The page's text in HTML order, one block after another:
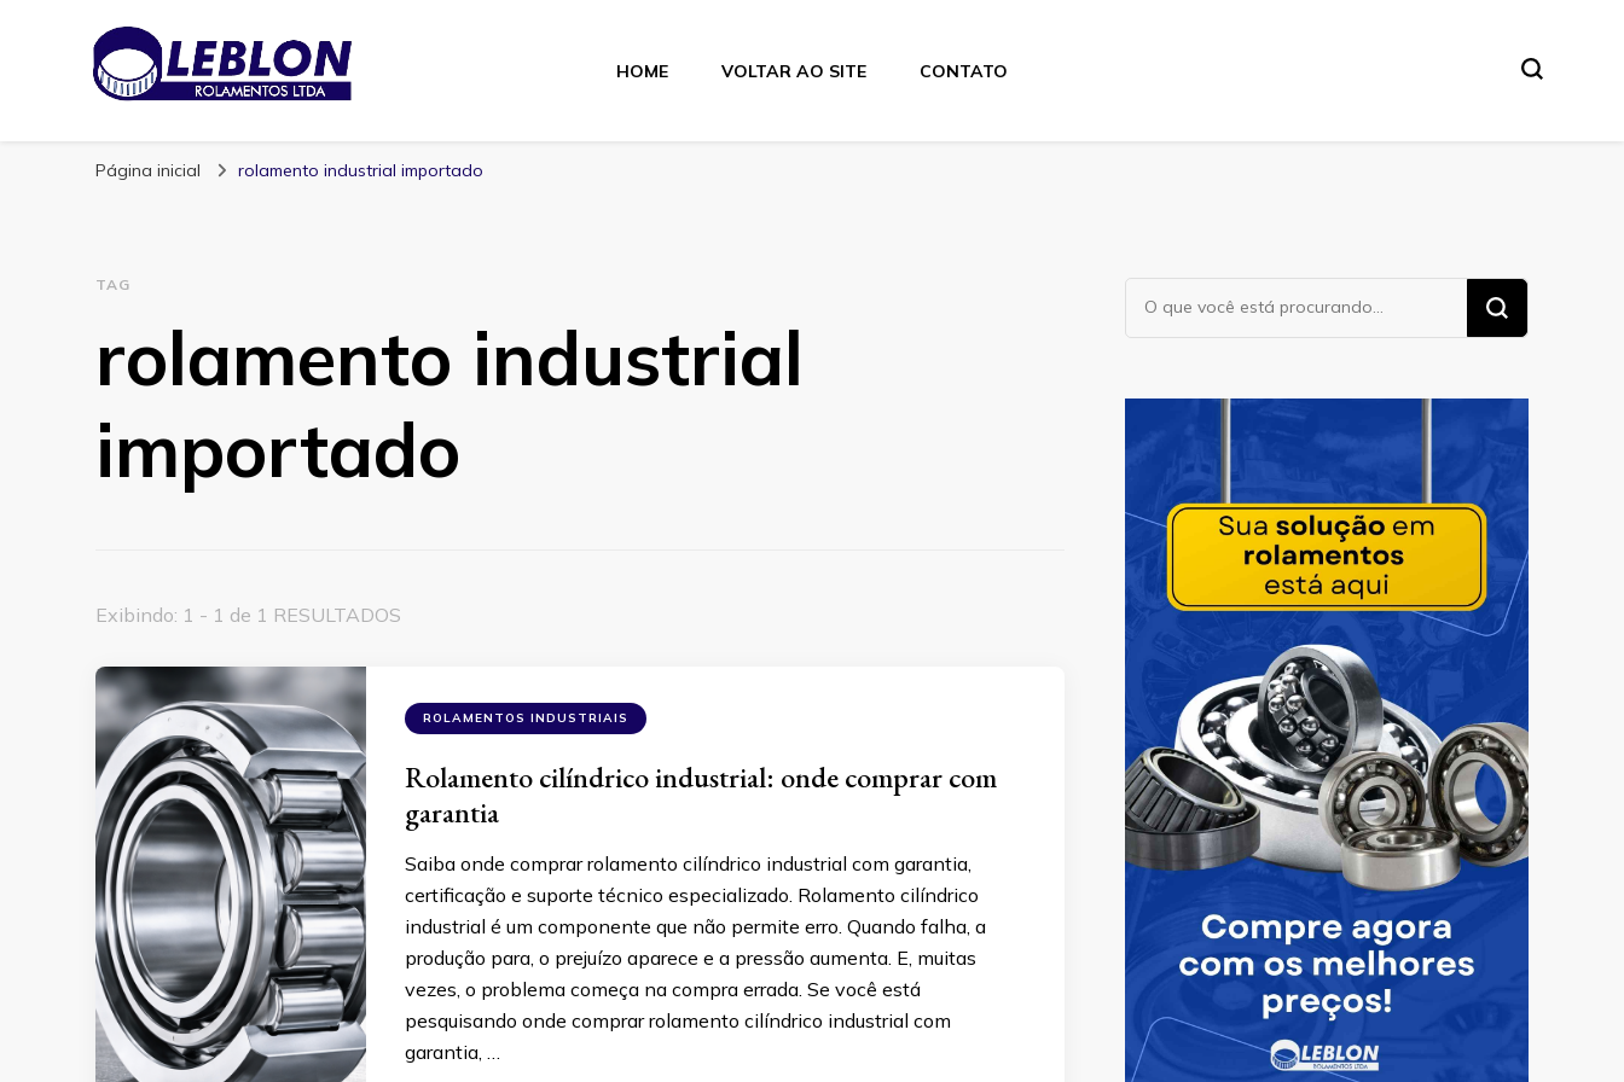
Blog | Leblon Rolamentos
HOME VOLTAR AO SITE CONTATO
Página inicial rolamento industrial importado
TAG
rolamento industrial
importado
Exibindo: 1 - 1 de 1 RESULTADOS
ROLAMENTOS INDUSTRIAIS
Rolamento cilíndrico industrial: onde comprar com
garantia
Saiba onde comprar rolamento cilíndrico industrial com garantia,
certificação e suporte técnico especializado. Rolamento cilíndrico
industrial é um componente que não permite erro. Quando falha, a
produção para, o prejuízo aparece e a pressão aumenta. E, muitas
vezes, o problema começa na compra errada. Se você está
pesquisando onde comprar rolamento cilíndrico industrial com
garantia, …
Procurando
algo?